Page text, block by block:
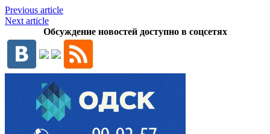
Previous article
Next article
Обсуждение новостей доступно в соцсетях